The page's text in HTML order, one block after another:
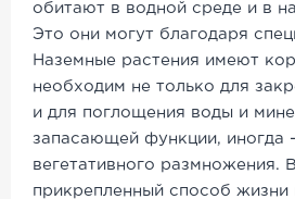
обитают в водной среде и в
Это они могут благодаря
Наземные растения имеют
необходим не только для
и для поглощения воды и
запасающей функции, иногда
вегетативного размножения.
прикрепленный способ жизни